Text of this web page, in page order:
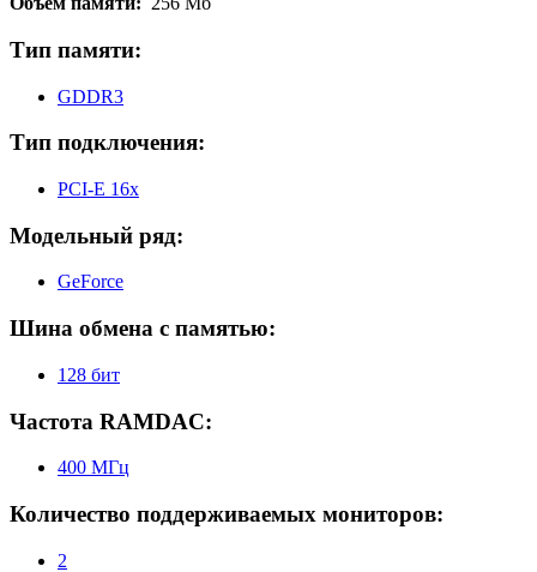
Тип памяти:
GDDR3
Тип подключения:
PCI-E 16x
Модельный ряд:
GeForce
Шина обмена с памятью:
128 бит
Частота RAMDAC:
400 МГц
Количество поддерживаемых мониторов:
2